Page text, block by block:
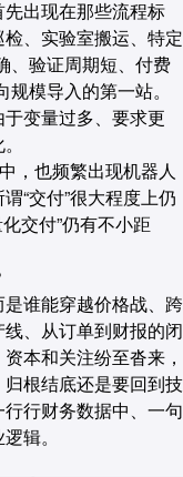
出现在那些流程标
检、实验室搬运、特定
、验证周期短、付费
模导入的第一站。
变量过多、要求更
，也频繁出现机器人
“交付”很大程度上仍
交付”仍有不小距
谁能穿越价格战、跨
、从订单到财报的闭
本和关注纷至沓来，
根结底还是要回到技
行财务数据中、一句
辑。